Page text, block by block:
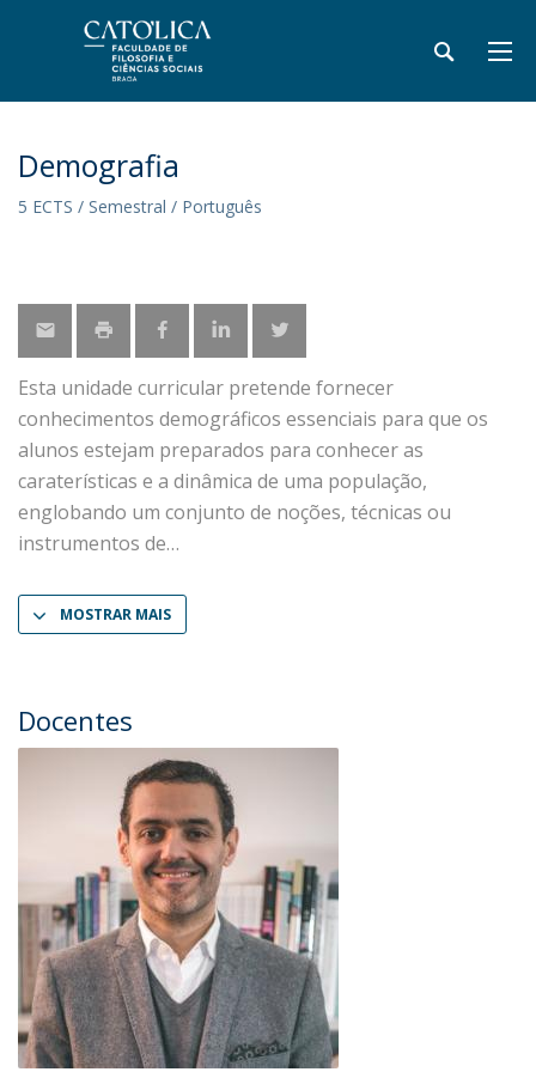
Demografia
5 ECTS / Semestral / Português
Esta unidade curricular pretende fornecer
conhecimentos demográficos essenciais para que os
alunos estejam preparados para conhecer as
caraterísticas e a dinâmica de uma população,
englobando um conjunto de noções, técnicas ou
instrumentos de
MOSTRAR MAIS
Docentes